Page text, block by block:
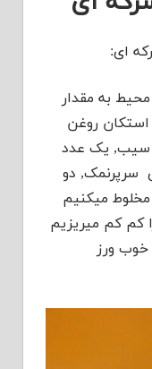
ای:
به مقدار
روغن
سیب, یک عدد
چایخوری سرپرنمک, دو
میکنیم
کم کم میریزیم
ورز